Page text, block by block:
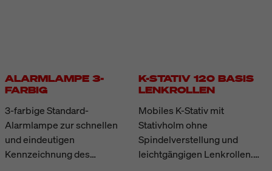
ALARMLAMPE 3-
FARBIG
3-farbige Standard-
Alarmlampe zur schnellen
und eindeutigen
Kennzeichnung des
K-STATIV 120 BASIS
LENKROLLEN
Mobiles K-Stativ mit
Stativholm ohne
Spindelverstellung und
leichtgängigen Lenkrollen.